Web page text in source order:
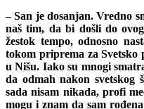
– San je dosanjan. Vredno
naš tim, da bi došli do
žestok tempo, odnosno
tokom priprema za
u Nišu. Iako su mnogi
da odmah nakon svetskog
sada nisam nikada, profi
mogu i znam da sam